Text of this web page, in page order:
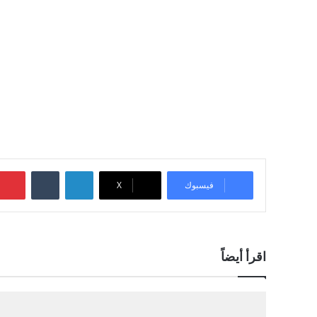
فيسبوك ‫X
لينكدإن
اقرأ أيضاً